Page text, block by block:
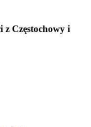
z Częstochowy i